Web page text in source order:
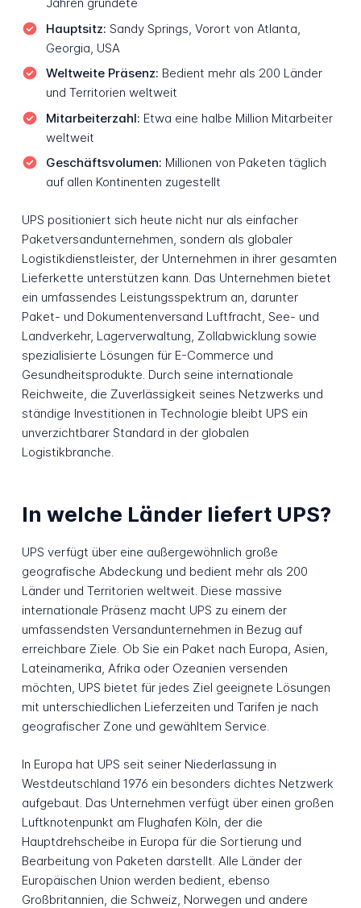
Hauptsitz: Sandy Springs, Vorort von Atlanta,
Georgia, USA
Weltweite Präsenz: Bedient mehr als 200 Länder
und Territorien weltweit
Mitarbeiterzahl: Etwa eine halbe Million Mitarbeiter
weltweit
Geschäftsvolumen: Millionen von Paketen täglich
auf allen Kontinenten zugestellt
UPS positioniert sich heute nicht nur als einfacher
Paketversandunternehmen, sondern als globaler
Logistikdienstleister, der Unternehmen in ihrer gesamten
Lieferkette unterstützen kann. Das Unternehmen bietet
ein umfassendes Leistungsspektrum an, darunter
Paket- und Dokumentenversand Luftfracht, See- und
Landverkehr, Lagerverwaltung, Zollabwicklung sowie
spezialisierte Lösungen für E-Commerce und
Gesundheitsprodukte. Durch seine internationale
Reichweite, die Zuverlässigkeit seines Netzwerks und
ständige Investitionen in Technologie bleibt UPS ein
unverzichtbarer Standard in der globalen
Logistikbranche.
In welche Länder liefert UPS?
UPS verfügt über eine außergewöhnlich große
geografische Abdeckung und bedient mehr als 200
Länder und Territorien weltweit. Diese massive
internationale Präsenz macht UPS zu einem der
umfassendsten Versandunternehmen in Bezug auf
erreichbare Ziele. Ob Sie ein Paket nach Europa, Asien,
Lateinamerika, Afrika oder Ozeanien versenden
möchten, UPS bietet für jedes Ziel geeignete Lösungen
mit unterschiedlichen Lieferzeiten und Tarifen je nach
geografischer Zone und gewähltem Service.
In Europa hat UPS seit seiner Niederlassung in
Westdeutschland 1976 ein besonders dichtes Netzwerk
aufgebaut. Das Unternehmen verfügt über einen großen
Luftknotenpunkt am Flughafen Köln, der die
Hauptdrehscheibe in Europa für die Sortierung und
Bearbeitung von Paketen darstellt. Alle Länder der
Europäischen Union werden bedient, ebenso
Großbritannien, die Schweiz, Norwegen und andere